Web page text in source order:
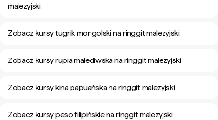
malezyjski
Zobacz kursy tugrik mongolski na ringgit malezyjski
Zobacz kursy rupia malediwska na ringgit malezyjski
Zobacz kursy kina papuańska na ringgit malezyjski
Zobacz kursy peso filipińskie na ringgit malezyjski